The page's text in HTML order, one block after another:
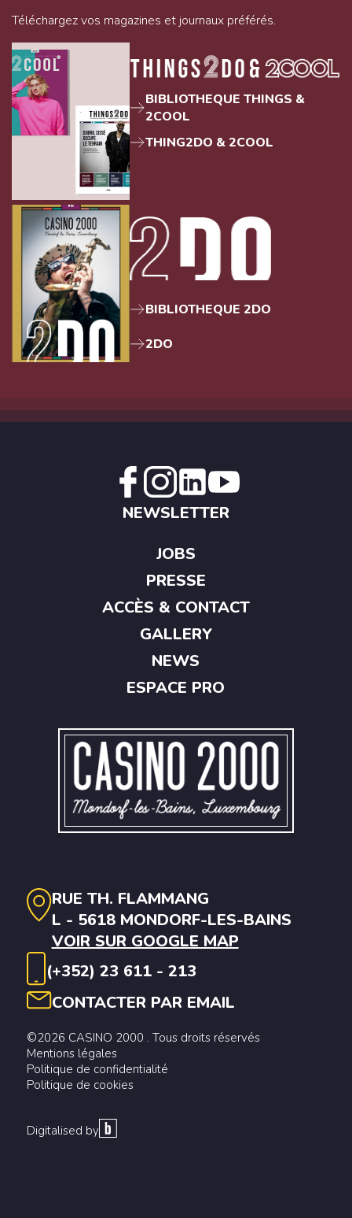
Téléchargez vos magazines et journaux préférés.
BIBLIOTHEQUE THINGS &
2COOL
THING2DO & 2COOL
BIBLIOTHEQUE 2DO
2DO
RUE TH. FLAMMANG
L - 5618 MONDORF-LES-BAINS
VOIR SUR GOOGLE MAP
(+352) 23 611 - 213
CONTACTER PAR EMAIL
©2026 CASINO 2000 . Tous droits réservés
Mentions légales
Politique de confidentialité
Politique de cookies
Digitalised by
NEWSLETTER
JOBS
PRESSE
ACCÈS & CONTACT
GALLERY
NEWS
ESPACE PRO